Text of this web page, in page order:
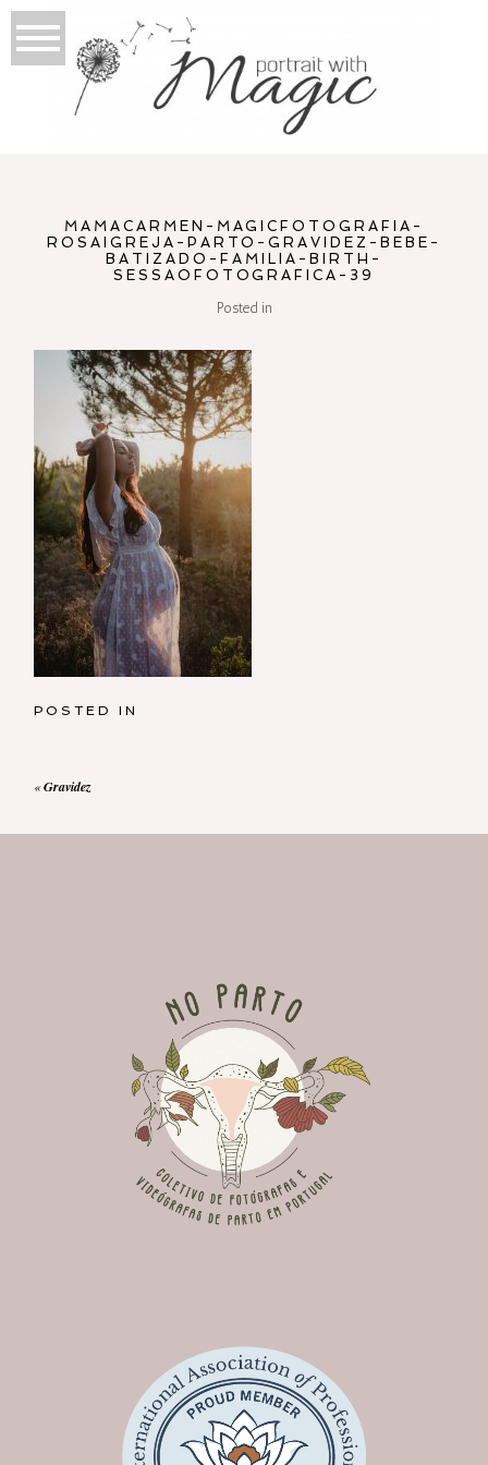
MAMACARMEN-MAGICFOTOGRAFIA-
ROSAIGREJA-PARTO-GRAVIDEZ-BEBE-
BATIZADO-FAMILIA-BIRTH-
SESSAOFOTOGRAFICA-39
Posted in
POSTED IN
«Gravidez